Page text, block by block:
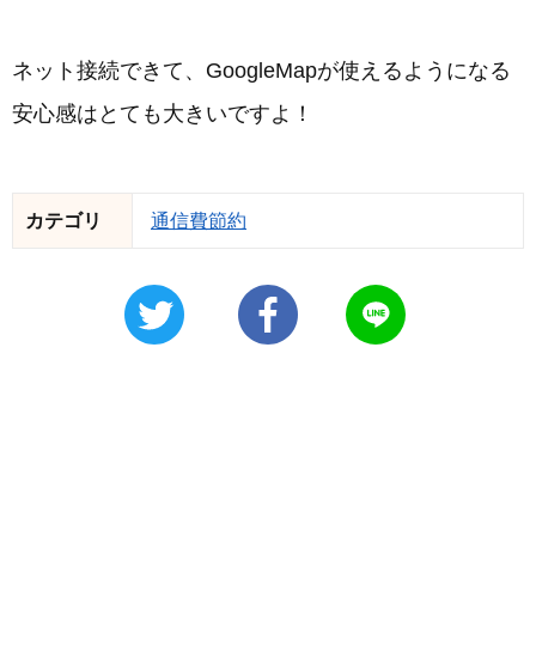
ネット接続できて、GoogleMapが使えるようになる
安心感はとても大きいですよ！
カテゴリ 通信費節約